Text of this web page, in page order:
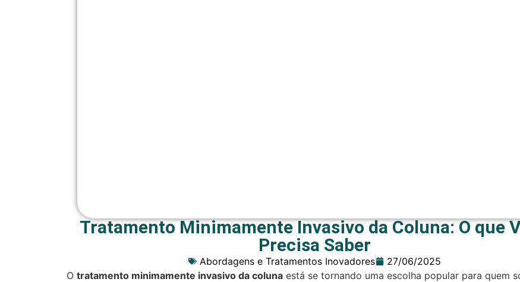
Tratamento Minimamente Invasivo da Coluna: O que
Precisa Saber
Abordagens e Tratamentos Inovadores
27/06/2025
O tratamento minimamente invasivo da coluna está se tornando uma escolha popular para quem